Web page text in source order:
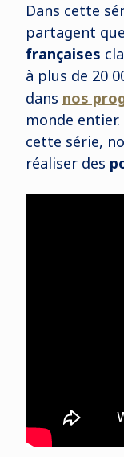
Dans cette
partagent
françaises
à plus de 20
dans nos
monde
cette série,
réaliser des